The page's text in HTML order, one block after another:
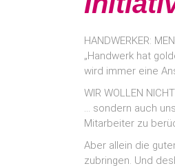
HANDWERKER:
„Handwerk hat
wird immer eine
WIR WOLLEN
… sondern auch
Mitarbeiter zu
Aber allein die
zubringen. Und